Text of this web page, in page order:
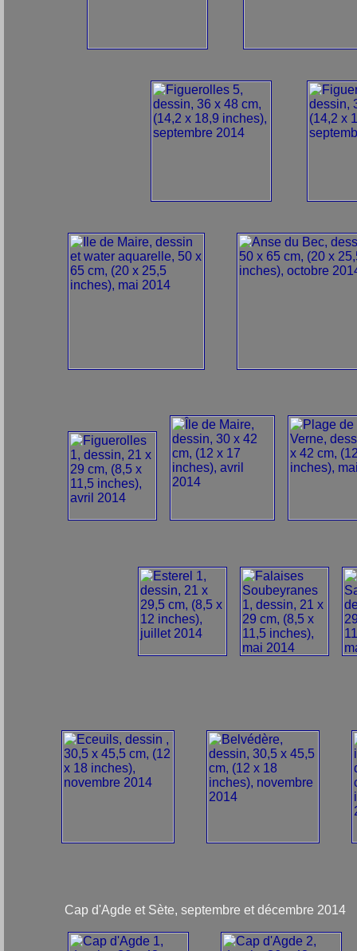
Cap d'Agde et Sète, septembre et décembre 2014